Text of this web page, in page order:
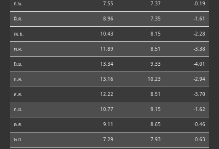
ก.พ. 7.55 7.37 -0.19
มี.ค. 8.96 7.35 -1.61
เม.ย. 10.43 8.15 -2.28
พ.ค. 11.89 8.51 -3.38
มิ.ย. 13.34 9.33 -4.01
ก.ค. 13.16 10.23 -2.94
ส.ค. 12.22 8.51 -3.70
ก.ย. 10.77 9.15 -1.62
ต.ค. 9.11 8.65 -0.46
พ.ย. 7.29 7.93 0.63